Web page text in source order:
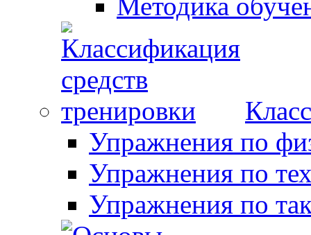
Упражнения по
Упражнения по
Упражнения по